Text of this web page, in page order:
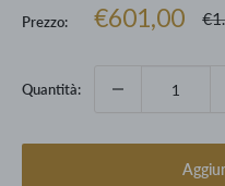
Prezzo:
Prezzo
€601,00
Quantità: